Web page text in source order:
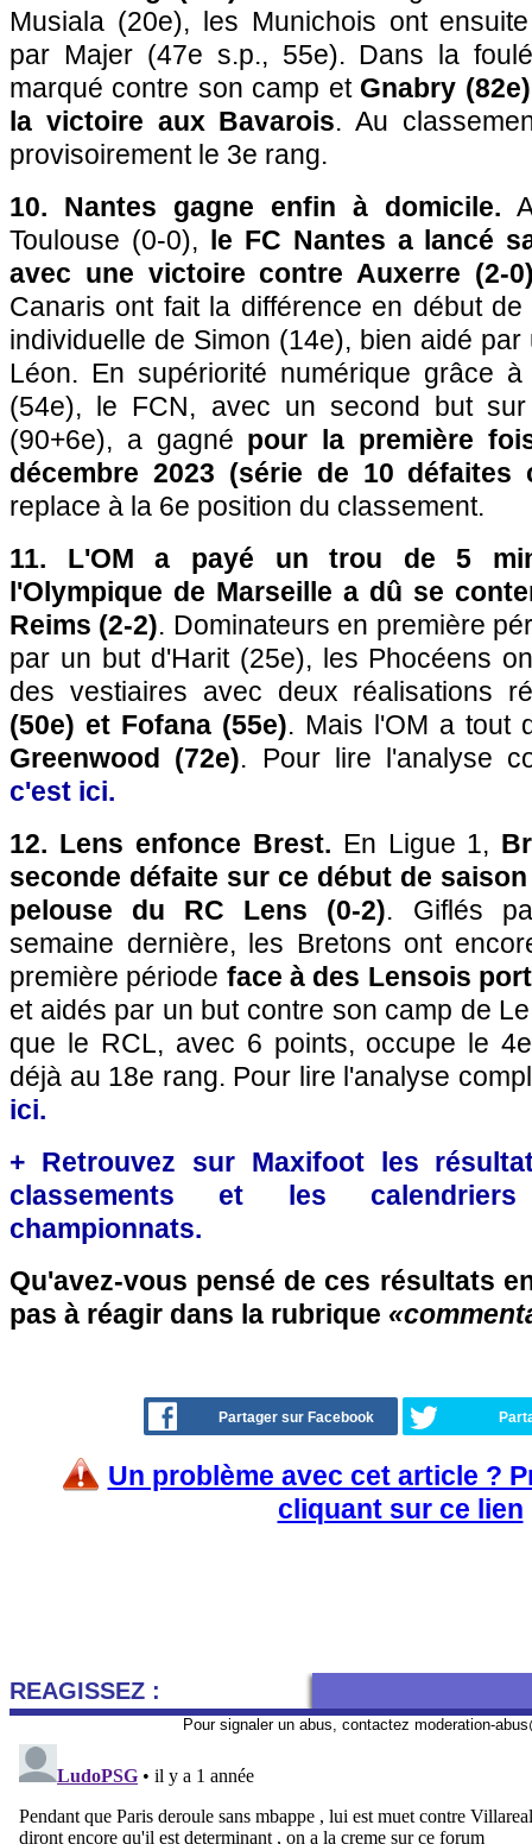
Musiala (20e), les Munichois ont
par Majer (47e s.p., 55e). Dans la
marqué contre son camp et Gnabry
la victoire aux Bavarois. Au
provisoirement le 3e rang.
10. Nantes gagne enfin à domicile.
Toulouse (0-0), le FC Nantes a lancé
avec une victoire contre Auxerre (2-
Canaris ont fait la différence en début
individuelle de Simon (14e), bien aidé
Léon. En supériorité numérique grâce à
(54e), le FCN, avec un second but
(90+6e), a gagné pour la première
décembre 2023 (série de 10 défaites
replace à la 6e position du classement.
11. L'OM a payé un trou de 5
l'Olympique de Marseille a dû se
Reims (2-2). Dominateurs en première
par un but d'Harit (25e), les Phocéens
des vestiaires avec deux réalisations
(50e) et Fofana (55e). Mais l'OM a tout
Greenwood (72e). Pour lire l'analyse
c'est ici.
12. Lens enfonce Brest. En Ligue 1,
seconde défaite sur ce début de
pelouse du RC Lens (0-2). Giflés
semaine dernière, les Bretons ont
première période face à des Lensois
et aidés par un but contre son camp de
que le RCL, avec 6 points, occupe le
déjà au 18e rang. Pour lire l'analyse
ici.
+ Retrouvez sur Maxifoot les
classements et les
championnats.
Qu'avez-vous pensé de ces résultats
pas à réagir dans la rubrique
Partager sur Facebook
Un problème avec cet article ?
cliquant sur ce lien
REAGISSEZ :
Pour signaler un abus, contactez moderation-